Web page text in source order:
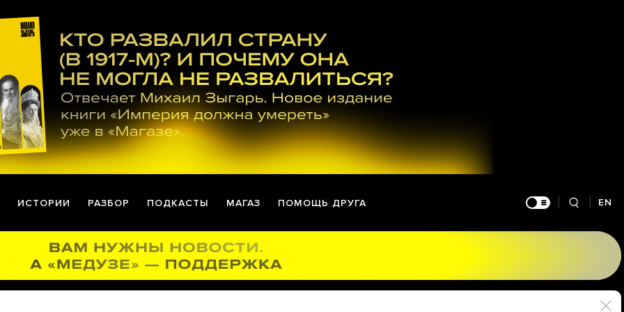
ИСТОРИИ РАЗБОР ПОДКАСТЫ МАГАЗ ПОМОЩЬ ДРУГА EN